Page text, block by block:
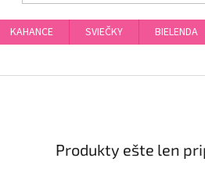
KAHANCE SVIEČKY BIELENDA
Produkty ešte len